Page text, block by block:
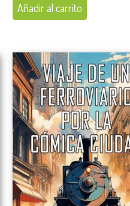
Añadir al carrito